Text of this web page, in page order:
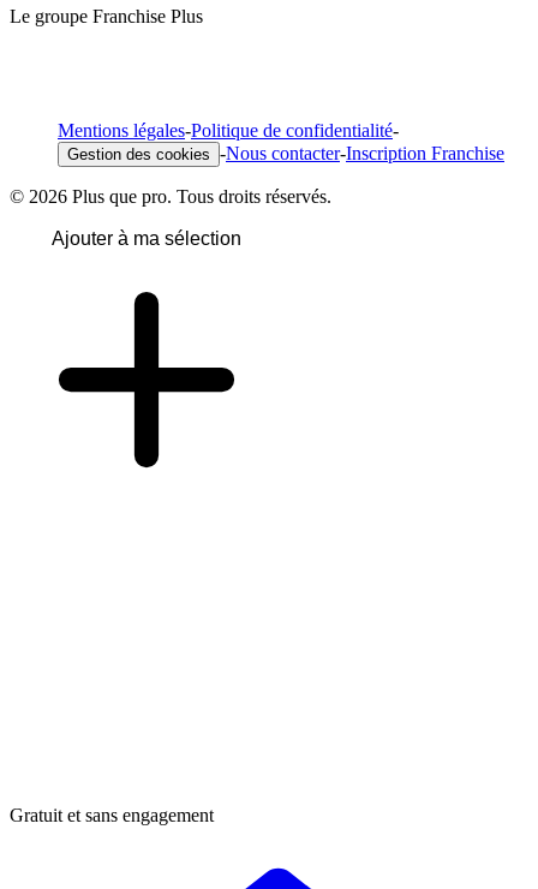
Le groupe Franchise Plus
Mentions légales-Politique de confidentialité-
Gestion des cookies -Nous contacter-Inscription Franchise
© 2026 Plus que pro. Tous droits réservés.
Ajouter à ma sélection
Gratuit et sans engagement